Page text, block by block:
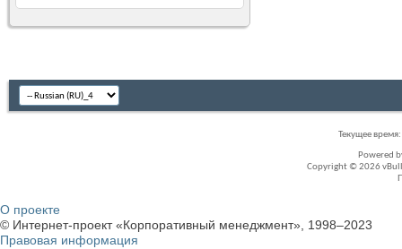
Текущее время:
Powered
Copyright © 2026
О проекте
© Интернет-проект «Корпоративный менеджмент», 1998–2023
Правовая информация